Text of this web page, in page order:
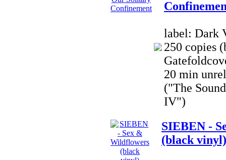
label: Dark
250 copies
20 min
("The
IV")
SIEBEN -
(black vinyl)